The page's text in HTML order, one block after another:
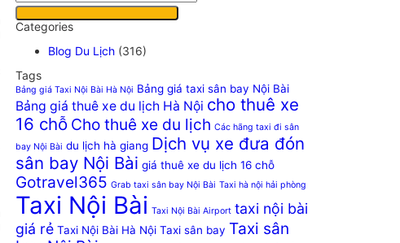
Categories
Blog Du Lịch(316)
Tags
Bảng giá Taxi Nội Bài Hà Nội Bảng giá taxi sân bay Nội Bài
Bảng giá thuê xe du lịch Hà Nội cho thuê xe
16 chỗ Cho thuê xe du lịch Các hãng taxi đi sân
bay Nội Bài du lịch hà giang Dịch vụ xe đưa đón
sân bay Nội Bài giá thuê xe du lịch 16 chỗ
Gotravel365 Grab taxi sân bay Nội Bài Taxi hà nội hải phòng
Taxi Nội Bài Taxi Nội Bài Airport taxi nội bài
giá rẻ Taxi Nội Bài Hà Nội Taxi sân bay Taxi sân